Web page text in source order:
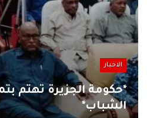
الاخبار
*حكومة الجزيرة تهتم
الشباب*